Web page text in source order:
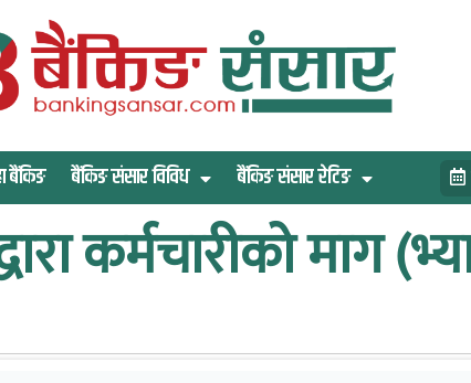
बैंकिङ बैंकिङ संसार विविध बैंकिङ संसार रेटिङ
कर्मचारीको माग